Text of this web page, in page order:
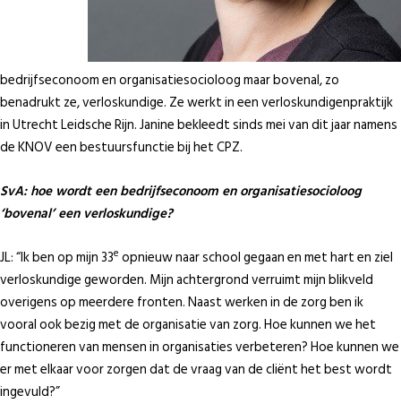
bedrijfseconoom en organisatiesocioloog maar bovenal, zo
benadrukt ze, verloskundige. Ze werkt in een verloskundigenpraktijk
in Utrecht Leidsche Rijn. Janine bekleedt sinds mei van dit jaar namens
de KNOV een bestuursfunctie bij het CPZ.
SvA: hoe wordt een bedrijfseconoom en organisatiesocioloog
‘bovenal’ een verloskundige?
JL: “Ik ben op mijn 33e opnieuw naar school gegaan en met hart en ziel
verloskundige geworden. Mijn achtergrond verruimt mijn blikveld
overigens op meerdere fronten. Naast werken in de zorg ben ik
vooral ook bezig met de organisatie van zorg. Hoe kunnen we het
functioneren van mensen in organisaties verbeteren? Hoe kunnen we
er met elkaar voor zorgen dat de vraag van de cliënt het best wordt
ingevuld?”